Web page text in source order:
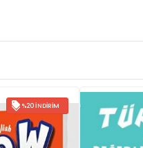
%20 İNDIRIM